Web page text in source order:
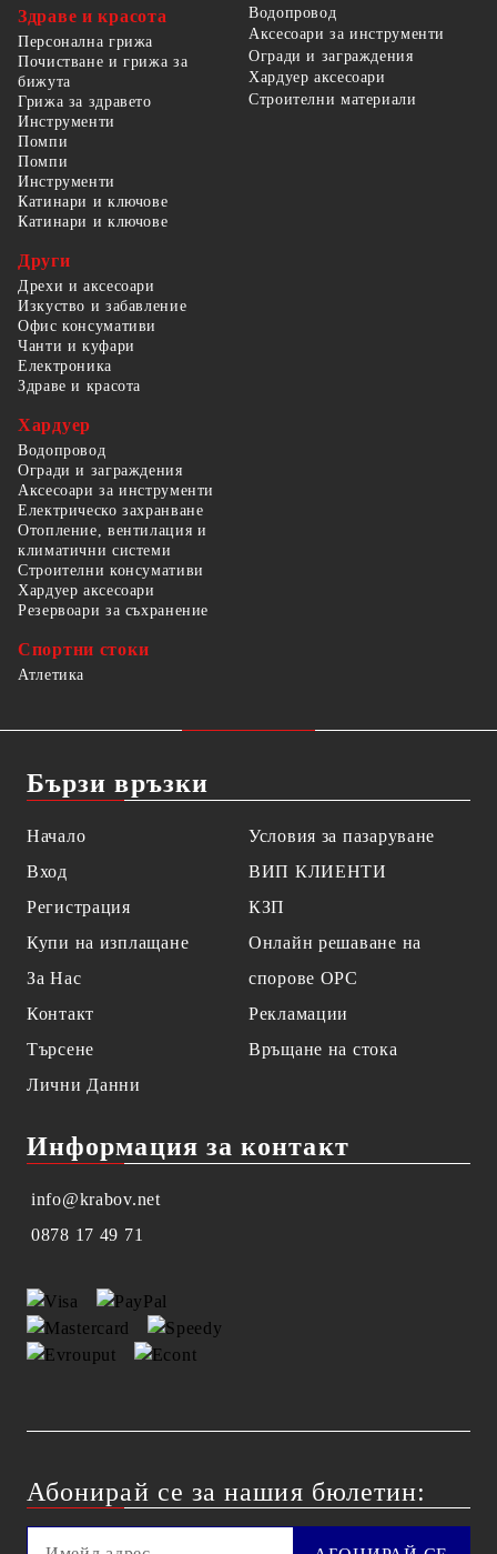
Здраве и красота
Персонална грижа
Почистване и грижа за
бижута
Грижа за здравето
Водопровод
Аксесоари за инструменти
Огради и заграждения
Хардуер аксесоари
Строителни материали
Инструменти
Помпи
Помпи
Инструменти
Катинари и ключове
Катинари и ключове
Други
Дрехи и аксесоари
Изкуство и забавление
Офис консумативи
Чанти и куфари
Електроника
Здраве и красота
Хардуер
Водопровод
Огради и заграждения
Аксесоари за инструменти
Електрическо захранване
Отопление, вентилация и
климатични системи
Строителни консумативи
Хардуер аксесоари
Резервоари за съхранение
Спортни стоки
Атлетика
Бързи връзки
Начало
Вход
Регистрация
Купи на изплащане
За Нас
Контакт
Търсене
Лични Данни
Условия за пазаруване
ВИП КЛИЕНТИ
КЗП
Онлайн решаване на
спорове OPC
Рекламации
Връщане на стока
Информация за контакт
info@krabov.net
0878 17 49 71
Абонирай се за нашия бюлетин: